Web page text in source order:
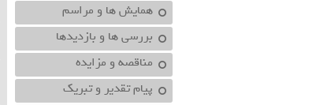
همایش ها و مراسم
بررسی ها و بازدیدها
مناقصه و مزایده
پیام تقدیر و تبریک